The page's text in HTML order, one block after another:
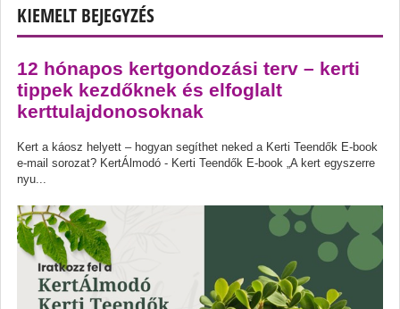
KIEMELT BEJEGYZÉS
12 hónapos kertgondozási terv – kerti
tippek kezdőknek és elfoglalt
kerttulajdonosoknak
Kert a káosz helyett – hogyan segíthet neked a Kerti Teendők E-book
e-mail sorozat? KertÁlmodó - Kerti Teendők E-book „A kert egyszerre
nyu...